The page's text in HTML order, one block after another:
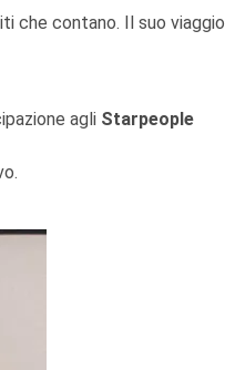
che contano. Il suo viaggio
agli Starpeople